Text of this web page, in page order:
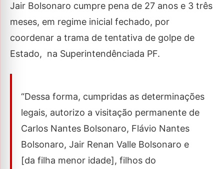
Jair Bolsonaro cumpre pena de 27 anos e 3 três
meses, em regime inicial fechado, por
coordenar a trama de tentativa de golpe de
Estado, na Superintendênciada PF.
“Dessa forma, cumpridas as determinações
legais, autorizo a visitação permanente de
Carlos Nantes Bolsonaro, Flávio Nantes
Bolsonaro, Jair Renan Valle Bolsonaro e
[da filha menor idade], filhos do